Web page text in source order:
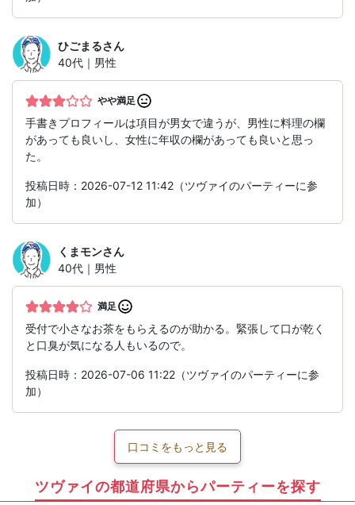
ひごまるさん
40代｜男性
やや満足
手書きプロフィールは項目が男女で違うが、男性に料理の欄
があっても良いし、女性に年収の欄があっても良いと思っ
た。
投稿日時：2026-07-12 11:42（ツヴァイのパーティーに参
加）
くまモンさん
40代｜男性
満足
受付で小さなお茶をもらえるのが助かる。緊張して口が乾く
と口臭が気になる人もいるので。
投稿日時：2026-07-06 11:22（ツヴァイのパーティーに参
加）
口コミをもっと見る
ツヴァイの都道府県からパーティーを探す